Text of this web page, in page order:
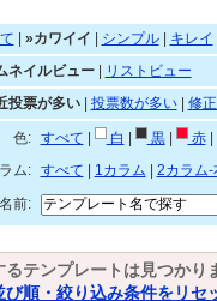
»カワイイ シンプル| キレイ
ネイルビュー|
リストビュー
投票が多い| 投票数が多い| 修
色: すべて 白 黒| 赤|
ム:
すべて 1カラム 2カラム-
名前:
テンプレートは見つかり
び順・絞り込み条件をリセ